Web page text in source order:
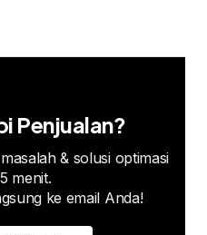
Penjualan?
& solusi optimasi
menit.
ke email Anda!